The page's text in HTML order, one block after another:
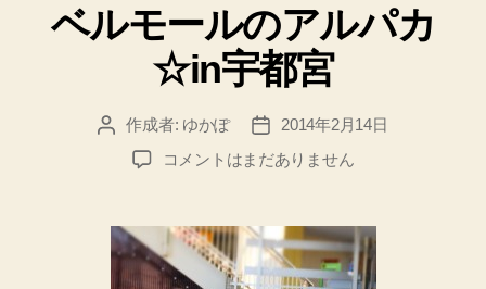
ゴ
リ
ー
ベルモールのアルパカ
☆in宇都宮
投
作成者: ゆかぽ
投
稿
日
2014年2月14日
ベ
ー
ル
の
コメントはまだありません